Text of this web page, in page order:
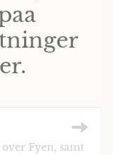
Fyen, samt